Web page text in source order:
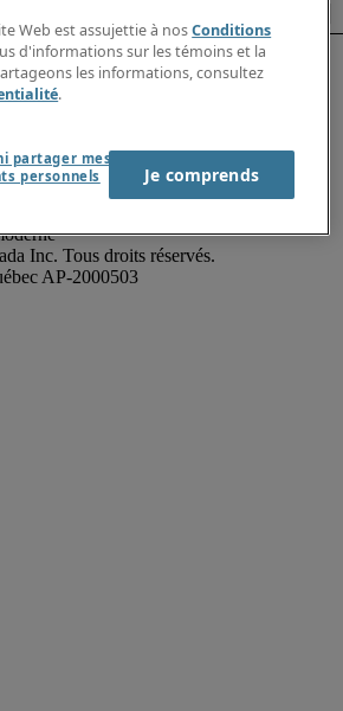
Inc. Tous droits réservés.
Web est assujettie à nosConditions
d'informations sur les témoins et la
les informations, consultez
.
partager mes
personnels
Je comprends